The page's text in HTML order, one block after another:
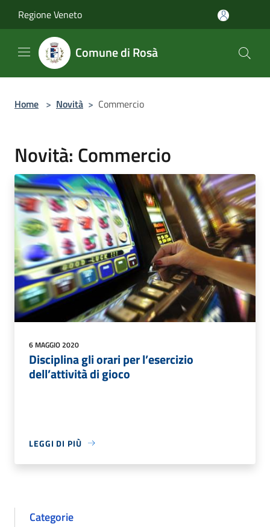
Regione Veneto
Comune di Rosà
Home > Novità > Commercio
Novità: Commercio
6 MAGGIO 2020
Disciplina gli orari per l’esercizio
dell’attività di gioco
LEGGI DI PIÙ
Categorie